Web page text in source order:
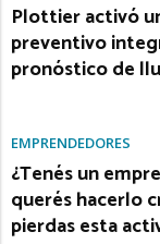
Plottier activó
preventivo
pronóstico de
EMPRENDEDORES
¿Tenés un
querés hacerlo
pierdas esta